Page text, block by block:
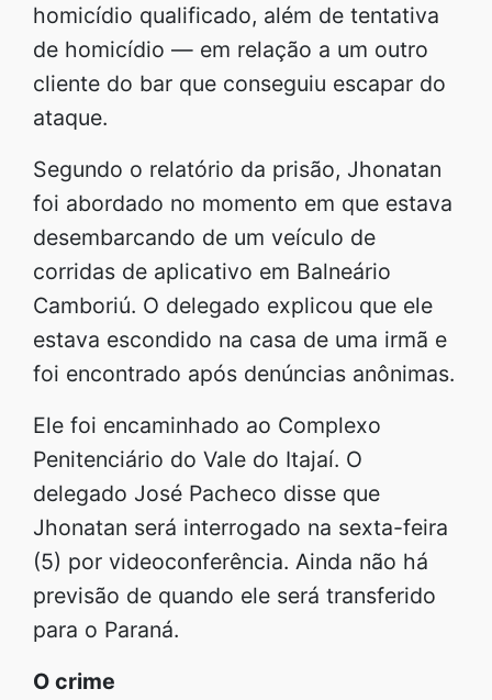
homicídio qualificado, além de tentativa
de homicídio — em relação a um outro
cliente do bar que conseguiu escapar do
ataque.
Segundo o relatório da prisão, Jhonatan
foi abordado no momento em que estava
desembarcando de um veículo de
corridas de aplicativo em Balneário
Camboriú. O delegado explicou que ele
estava escondido na casa de uma irmã e
foi encontrado após denúncias anônimas.
Ele foi encaminhado ao Complexo
Penitenciário do Vale do Itajaí. O
delegado José Pacheco disse que
Jhonatan será interrogado na sexta-feira
(5) por videoconferência. Ainda não há
previsão de quando ele será transferido
para o Paraná.
O crime